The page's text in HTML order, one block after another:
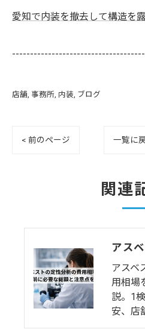
愛知で内装を撤去して構造を
店舗 事務所 内装 ブログ
< 前のページ 一覧に
関連
アスベ
用相場
説。1
安、店